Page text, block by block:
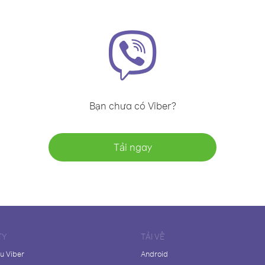
Bạn chưa có Viber?
Tải ngay
Viber
TẢI VỀ
Android